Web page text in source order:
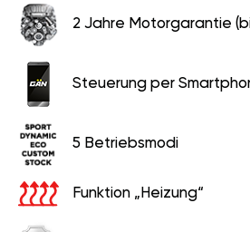
2 Jahre Motorgarantie
Steuerung per
5 Betriebsmodi
Funktion „Heizung“